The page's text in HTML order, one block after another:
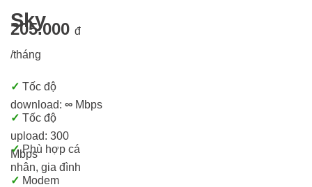
Sky
205.000 đ
/tháng
✓ Tốc độ
download: ∞ Mbps
✓ Tốc độ
upload: 300
Mbps
✓Phù hợp cá
nhân, gia đình
✓ Modem